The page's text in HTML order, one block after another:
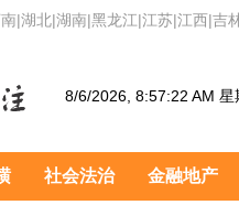
|湖北|湖南|黑龙江|江苏|江西|吉
8/6/2026, 8:57:23 AM 星
社会法治 金融地产